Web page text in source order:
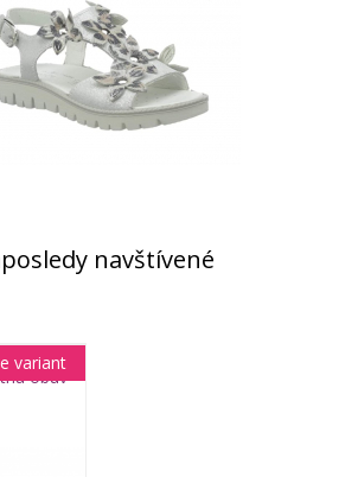
navštívené
obuv
variant